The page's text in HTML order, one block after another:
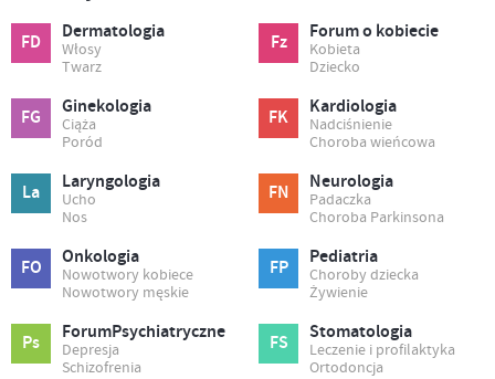
FD Dermatologia
Włosy
Twarz
Fz Forum o kobiecie
Kobieta
Dziecko
FG Ginekologia
Ciąża
Poród
FK Kardiologia
Nadciśnienie
Choroba wieńcowa
La Laryngologia
Ucho
Nos
FN Neurologia
Padaczka
Choroba Parkinsona
FO Onkologia
Nowotwory kobiece
Nowotwory męskie
FP Pediatria
Choroby dziecka
Żywienie
Ps ForumPsychiatryczne
Depresja
Schizofrenia
FS Stomatologia
Leczenie i profilaktyka
Ortodoncja